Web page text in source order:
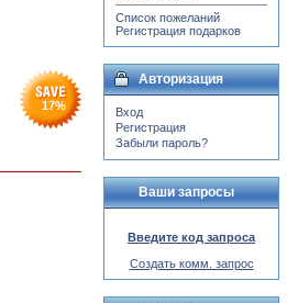
17%
Список пожеланий
Регистрация подарков
Авторизация
Вход
Регистрация
Забыли пароль?
Ваши запросы
Введите код запроса
Создать комм. запрос